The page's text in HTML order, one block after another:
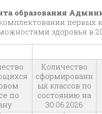
образования
первых
здоровья в
по
Количество
сформированн
ых классов по
состоянию на
30.06.2026